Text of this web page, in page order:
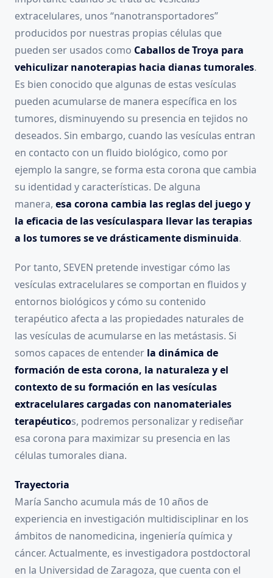
extracelulares, unos “nanotransportadores”
producidos por nuestras propias células que
pueden ser usados como Caballos de Troya para
vehiculizar nanoterapias hacia dianas tumorales.
Es bien conocido que algunas de estas vesículas
pueden acumularse de manera específica en los
tumores, disminuyendo su presencia en tejidos no
deseados. Sin embargo, cuando las vesículas entran
en contacto con un fluido biológico, como por
ejemplo la sangre, se forma esta corona que cambia
su identidad y características. De alguna
manera, esa corona cambia las reglas del juego y
la eficacia de las vesículaspara llevar las terapias
a los tumores se ve drásticamente disminuida.
Por tanto, SEVEN pretende investigar cómo las
vesículas extracelulares se comportan en fluidos y
entornos biológicos y cómo su contenido
terapéutico afecta a las propiedades naturales de
las vesículas de acumularse en las metástasis. Si
somos capaces de entender la dinámica de
formación de esta corona, la naturaleza y el
contexto de su formación en las vesículas
extracelulares cargadas con nanomateriales
terapéuticos, podremos personalizar y rediseñar
esa corona para maximizar su presencia en las
células tumorales diana.
Trayectoria
María Sancho acumula más de 10 años de
experiencia en investigación multidisciplinar en los
ámbitos de nanomedicina, ingeniería química y
cáncer. Actualmente, es investigadora postdoctoral
en la Universidad de Zaragoza, que cuenta con el